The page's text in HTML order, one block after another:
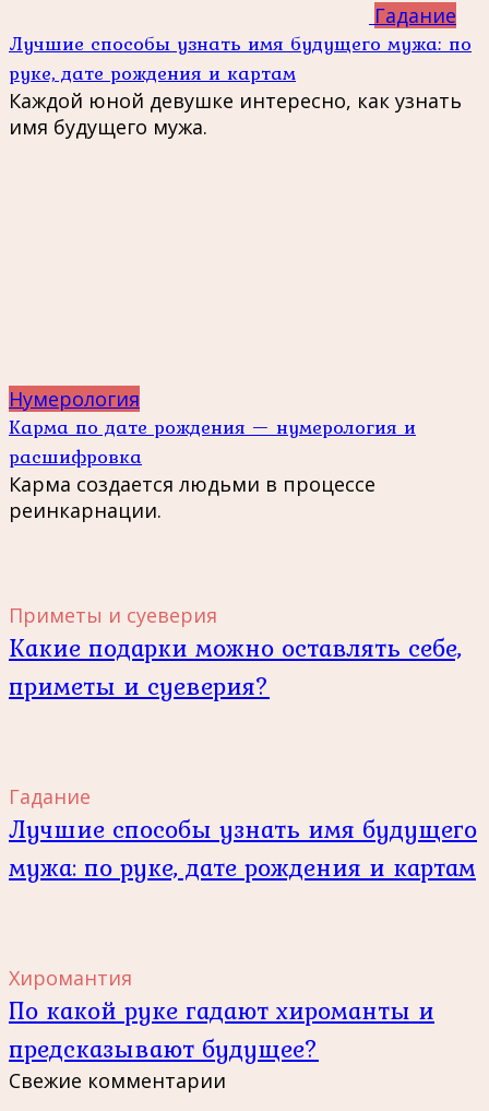
Гадание
Лучшие способы узнать имя будущего мужа: по
руке, дате рождения и картам
Каждой юной девушке интересно, как узнать
имя будущего мужа.
Нумерология
Карма по дате рождения — нумерология и
расшифровка
Карма создается людьми в процессе
реинкарнации.
Приметы и суеверия
Какие подарки можно оставлять себе,
приметы и суеверия?
Гадание
Лучшие способы узнать имя будущего
мужа: по руке, дате рождения и картам
Хиромантия
По какой руке гадают хироманты и
предсказывают будущее?
Свежие комментарии